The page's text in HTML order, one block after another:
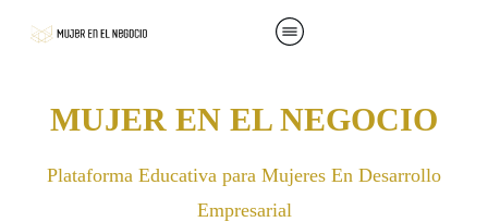
MUJER EN EL NEGOCIO
Plataforma Educativa para Mujeres En Desarrollo
Empresarial